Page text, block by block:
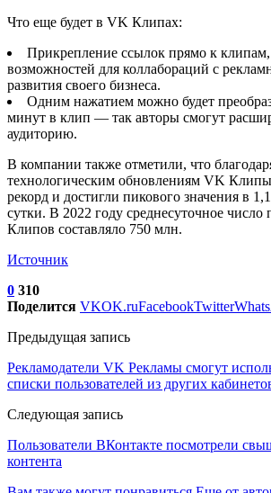
Что еще будет в VK Клипах:
Прикрепление ссылок прямо к клипам,
возможностей для коллабораций с
развития своего бизнеса.
Одним нажатием можно будет
минут в клип — так авторы смогут
аудиторию.
В компании также отметили, что
технологическим обновлениям VK
рекорд и достигли пикового значения в
сутки. В 2022 году среднесуточное
Клипов составляло 750 млн.
Источник
0 310
Поделится VKOK.ruFacebookTwitter
Предыдущая запись
Рекламодатели VK Рекламы смогут
списки пользователей из других
Следующая запись
Пользователи ВКонтакте посмотрели
контента